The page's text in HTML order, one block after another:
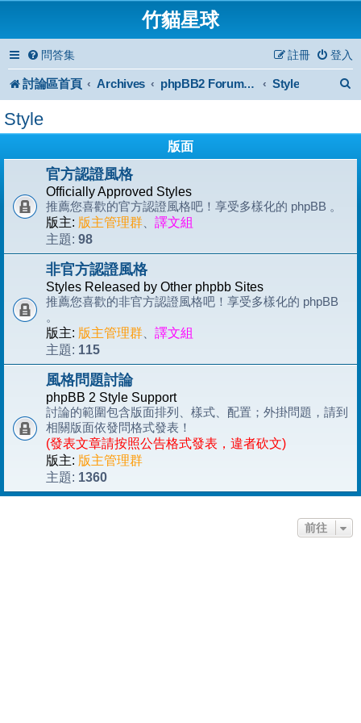
竹貓星球
問答集 登入
註冊
討論區首頁 Archives phpBB2 Forum Archive Style
Style
版面
官方認證風格
Officially Approved Styles
推薦您喜歡的官方認證風格吧！享受多樣化的 phpBB 。
版主: 版主管理群
譯文組
主題: 98
非官方認證風格
Styles Released by Other phpbb Sites
推薦您喜歡的非官方認證風格吧！享受多樣化的 phpBB
。
版主: 版主管理群
譯文組
主題: 115
風格問題討論
phpBB 2 Style Support
討論的範圍包含版面排列、樣式、配置；外掛問題，請到
相關版面依發問格式發表！
(發表文章請按照公告格式發表，違者砍文)
版主: 版主管理群
主題: 1360
前往